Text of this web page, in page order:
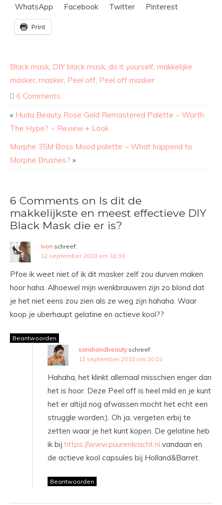
WhatsApp Facebook Twitter Pinterest
Print
Black mask, DIY black mask, do it yourself, makkelijke
masker, masker, Peel off, Peel off masker
6 Comments
« Huda Beauty Rose Gold Remastered Palette ~ Worth
The Hype? ~ Review + Look
Morphe 35M Boss Mood palette ~ What happend to
Morphe Brushes? »
6 Comments on Is dit de
makkelijkste en meest effectieve DIY
Black Mask die er is?
Ivon schreef:
12 september 2018 om 16:33
Pfoe ik weet niet of ik dit masker zelf zou durven maken
hoor haha. Alhoewel mijn wenkbrauwen zijn zo blond dat
je het niet eens zou zien als ze weg zijn hahaha. Waar
koop je uberhaupt gelatine en actieve kool??
Beantwoorden
sarahandbeauty schreef:
12 september 2018 om 20:01
Hahaha, het klinkt allemaal misschien enger dan
het is hoor. Deze Peel off is heel mild en je kunt
het er altijd nog afwassen mocht het echt een
struggle worden;). Oh ja, vergeten erbij te
zetten waar je het kunt kopen. De gelatine heb
ik bij https://www.puurenkracht.nl vandaan en
de actieve kool capsules bij Holland&Barret.
Beantwoorden